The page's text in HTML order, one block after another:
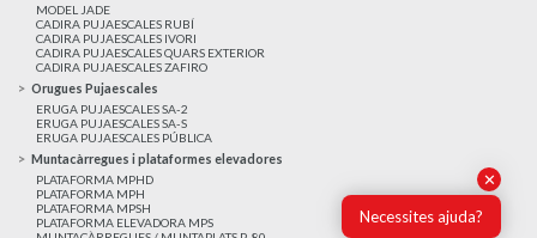
MODEL JADE
CADIRA PUJAESCALES RUBÍ
CADIRA PUJAESCALES IVORI
CADIRA PUJAESCALES QUARS EXTERIOR
CADIRA PUJAESCALES ZAFIRO
Orugues Pujaescales
ERUGA PUJAESCALES SA-2
ERUGA PUJAESCALES SA-S
ERUGA PUJAESCALES PÚBLICA
Muntacàrregues i plataformes elevadores
PLATAFORMA MPHD
PLATAFORMA MPH
PLATAFORMA MPSH
PLATAFORMA ELEVADORA MPS
✕
Necessites ajuda?